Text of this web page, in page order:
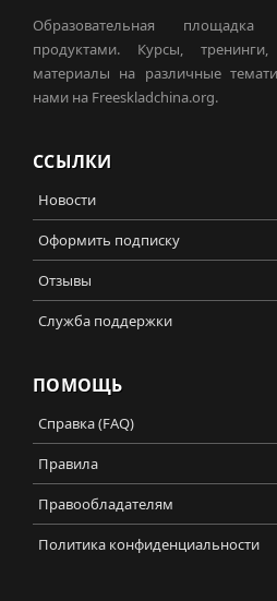
Образовательная
продуктами. Курсы,
материалы на различные
нами на Freeskladchina.org.
ССЫЛКИ
Новости
Оформить подписку
Отзывы
Служба поддержки
ПОМОЩЬ
Справка (FAQ)
Правила
Правообладателям
Политика конфиденциальности